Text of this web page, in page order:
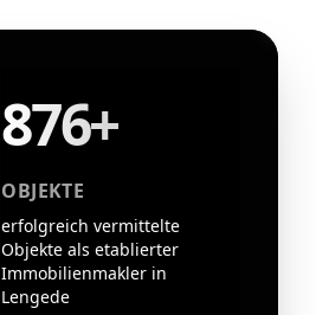
876+
OBJEKTE
erfolgreich vermittelte
Objekte als etablierter
Immobilienmakler in
Lengede